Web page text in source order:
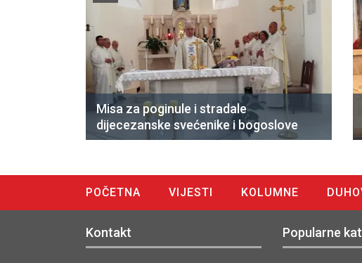
Misa za poginule i stradale
dijecezanske svećenike i bogoslove
POČETNA VIJESTI KOLUMNE
Kontakt Popularne